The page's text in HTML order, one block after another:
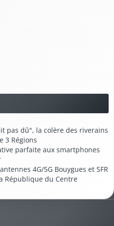
pas dû", la colère des riverains
3 Régions
parfaite aux smartphones
4G/5G Bouygues et SFR
République du Centre